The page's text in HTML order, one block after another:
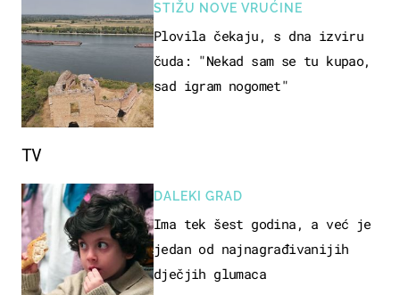
STIŽU NOVE VRUĆINE
Plovila čekaju, s dna izviru
čuda: "Nekad sam se tu kupao,
sad igram nogomet"
TV
DALEKI GRAD
Ima tek šest godina, a već je
jedan od najnagrađivanijih
dječjih glumaca